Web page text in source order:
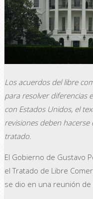
Los acuerdos del libre
para resolver diferencias
con Estados Unidos, el
revisiones deben
tratado.
El Gobierno de Gustavo
el Tratado de Libre
se dio en una reunión de